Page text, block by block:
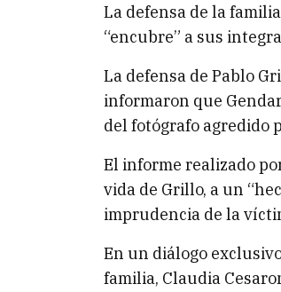
La defensa de la
“encubre” a sus
La defensa de Pablo
informaron que
del fotógrafo agredido
El informe realizado
vida de Grillo, a un
imprudencia de la
En un diálogo
familia, Claudia